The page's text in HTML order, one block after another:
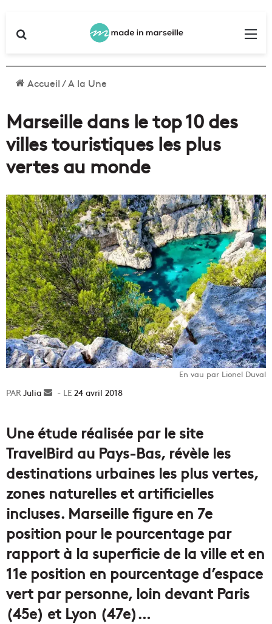
Accueil/A la Une
Marseille dans le top 10 des
villes touristiques les plus
vertes au monde
En vau par Lionel Duval
Julia
Envoyer24 avril 2018
Une étude réalisée par le site
TravelBird au Pays-Bas, révèle les
destinations urbaines les plus vertes,
zones naturelles et artificielles
incluses. Marseille figure en 7e
position pour le pourcentage par
rapport à la superficie de la ville et en
11e position en pourcentage d’espace
vert par personne, loin devant Paris
(45e) et Lyon (47e)…